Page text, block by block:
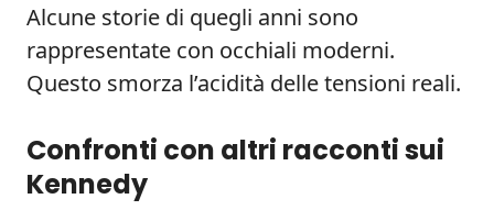
Alcune storie di quegli anni sono
rappresentate con occhiali moderni.
Questo smorza l’acidità delle tensioni reali.
Confronti con altri racconti sui
Kennedy